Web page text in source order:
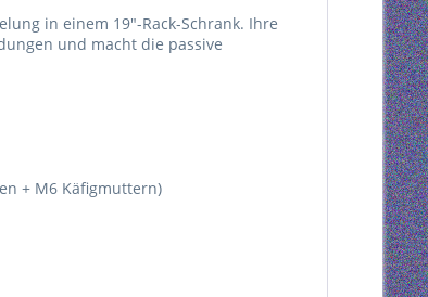
in einem 19"-Rack-Schrank. Ihre
und macht die passive
+ M6 Käfigmuttern)